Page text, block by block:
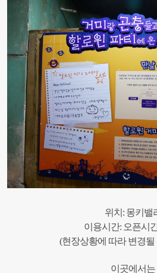
위치: 몽키밸
이용시간: 오픈시
(현장상황에 따라 변경될
이곳에서는